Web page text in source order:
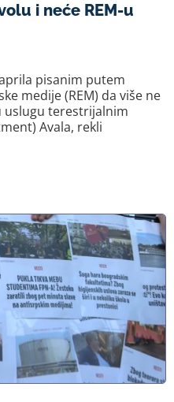
i neće REM-u
pisanim putem
medije (REM) da više ne
uslugu terestrijalnim
Avala, rekli